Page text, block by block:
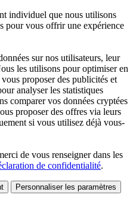
individuel que nous utilisons
pour vous offrir une expérience
sur nos utilisateurs, leur
les utilisons pour optimiser en
proposer des publicités et
analyser les statistiques
comparer vos données cryptées
proposer des offres via leurs
si vous utilisez déjà vous-
de vous renseigner dans les
de confidentialité.
Personnaliser les paramètres